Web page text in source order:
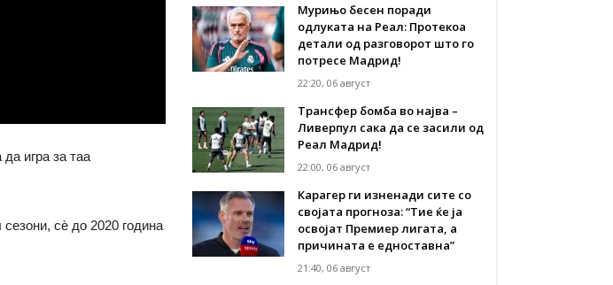
игра за таа
сѐ до 2020 година
Мурињо бесен поради
одлуката на Реал: Протекоа
детали од разговорот што го
потресе Мадрид!
22:20, 06 август
Трансфер бомба во најва –
Ливерпул сака да се засили од
Реал Мадрид!
22:00, 06 август
Карагер ги изненади сите со
својата прогноза: “Тие ќе ја
освојат Премиер лигата, а
причината е едноставна”
21:40, 06 август